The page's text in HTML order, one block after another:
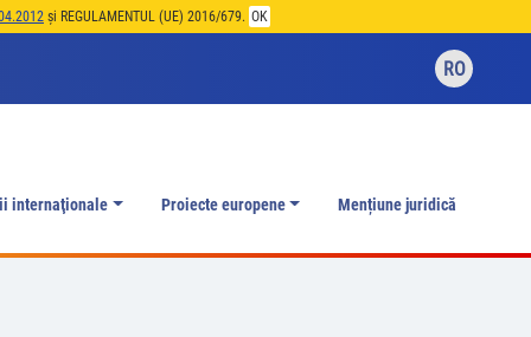
și REGULAMENTUL (UE) 2016/679. OK
RO
internaţionale Proiecte europene Mențiune juridică